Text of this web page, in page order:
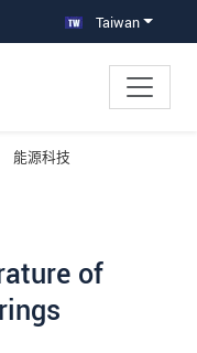
Taiwan
能源科技
of